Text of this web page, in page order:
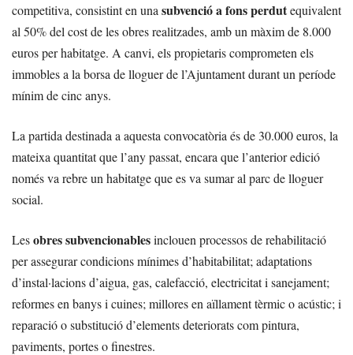
competitiva, consistint en una subvenció a fons perdutequivalent
al 50% del cost de les obres realitzades, amb un màxim de 8.000
euros per habitatge. A canvi, els propietaris comprometen els
immobles a la borsa de lloguer de l’Ajuntament durant un període
mínim de cinc anys.
La partida destinada a aquesta convocatòria és de 30.000 euros, la
mateixa quantitat que l’any passat, encara que l’anterior edició
només va rebre un habitatge que es va sumar al parc de lloguer
social.
Lesobres subvencionablesinclouen processos de rehabilitació
per assegurar condicions mínimes d’habitabilitat; adaptations
d’instal·lacions d’aigua, gas, calefacció, electricitat i sanejament;
reformes en banys i cuines; millores en aïllament tèrmic o acústic; i
reparació o substitució d’elements deteriorats com pintura,
paviments, portes o finestres.